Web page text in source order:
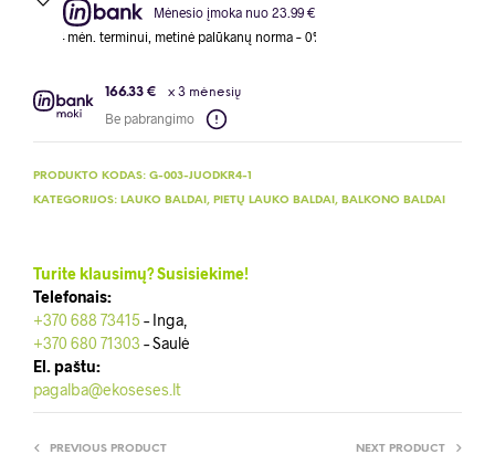
Mėnesio įmoka nuo 23.99 €
metinė palūkanų norma – 0%, sutarties sudarymo mokestis – 1%, sutarties
166.33 € x 3 mėnesių
Be pabrangimo
PRODUKTO KODAS: G-003-JUODKR4-1
KATEGORIJOS: LAUKO BALDAI , PIETŲ LAUKO BALDAI , BALKONO BALDAI
Turite klausimų? Susisiekime!
Telefonais:
+370 688 73415– Inga,
+370 680 71303 – Saulė
El. paštu:
pagalba@ekoseses.lt
PREVIOUS PRODUCT NEXT PRODUCT